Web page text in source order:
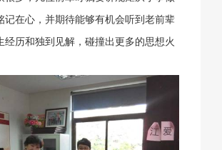
记在心，并期待能够有机会听到老前辈
经历和独到见解，碰撞出更多的思想火